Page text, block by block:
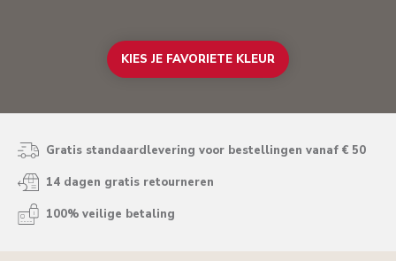
KIES JE FAVORIETE KLEUR
Gratis standaardlevering voor bestellingen vanaf € 50
14 dagen gratis retourneren
100% veilige betaling